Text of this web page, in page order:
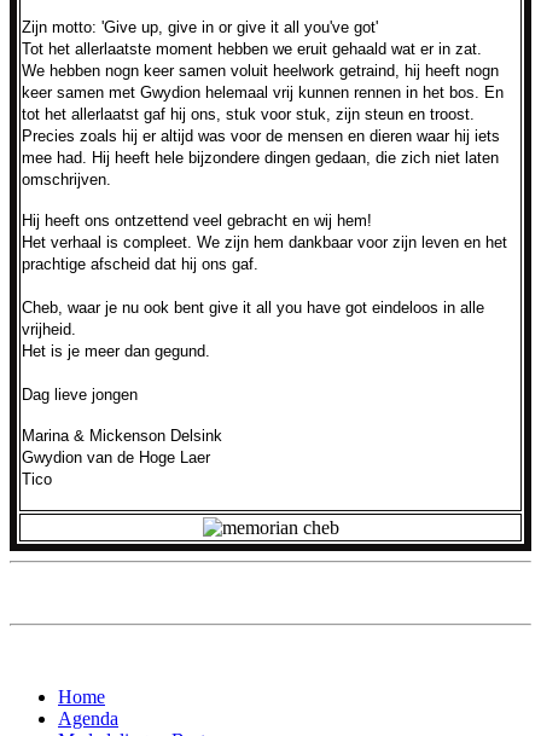
Zijn motto: 'Give up, give in or give it all you've got'
Tot het allerlaatste moment hebben we eruit gehaald wat er in zat.
We hebben nogn keer samen voluit heelwork getraind, hij heeft nogn
keer samen met Gwydion helemaal vrij kunnen rennen in het bos. En
tot het allerlaatst gaf hij ons, stuk voor stuk, zijn steun en troost.
Precies zoals hij er altijd was voor de mensen en dieren waar hij iets
mee had. Hij heeft hele bijzondere dingen gedaan, die zich niet laten
omschrijven.
Hij heeft ons ontzettend veel gebracht en wij hem!
Het verhaal is compleet. We zijn hem dankbaar voor zijn leven en het
prachtige afscheid dat hij ons gaf.
Cheb, waar je nu ook bent give it all you have got eindeloos in alle
vrijheid.
Het is je meer dan gegund.
Dag lieve jongen
Marina & Mickenson Delsink
Gwydion van de Hoge Laer
Tico
Home
Agenda